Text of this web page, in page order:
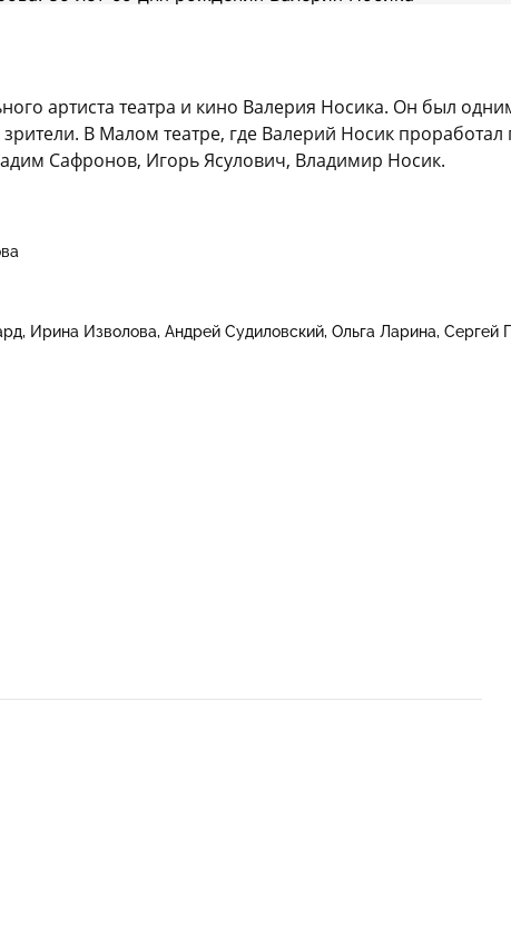
артиста театра и кино Валерия Носика. Он был
зрители. В Малом театре, где Валерий Носик
Сафронов, Игорь Ясулович, Владимир Носик.
Ирина Изволова Андрей Судиловский Ольга Ларина Сергей